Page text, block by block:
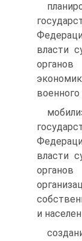
власти
власти
и